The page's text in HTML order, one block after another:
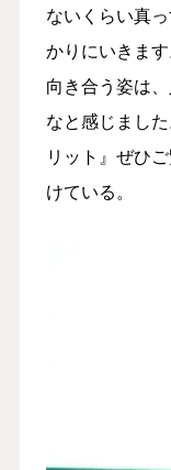
ないくらい真
かりにいきま
向き合う姿は
なと感じまし
リット』ぜひ
けている。